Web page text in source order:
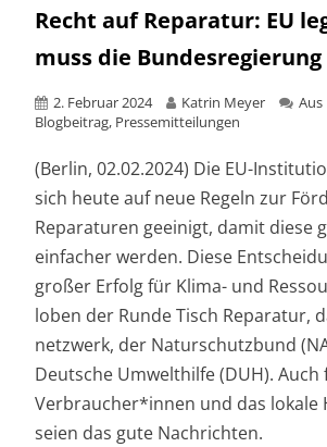
Recht auf Reparatur: EU
muss die
2. Februar 2024 Katrin Meyer Aus
Blogbeitrag, Pressemitteilungen
(Berlin, 02.02.2024) Die EU-
sich heute auf neue Regeln zur
Reparaturen geeinigt, damit diese
einfacher werden. Diese
großer Erfolg für Klima- und
loben der Runde Tisch Reparatur,
netzwerk, der Naturschutzbund
Deutsche Umwelthilfe (DUH). Auch
Verbraucher*innen und das lokale
seien das gute Nachrichten.